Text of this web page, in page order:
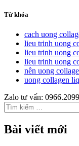
Từ khóa
cach uong
lieu trinh uong
lieu trinh uong
lieu trinh uong
nên uong
uong collagen
Zalo tư vấn:
Tìm
kiếm
cho:
Bài viết mới